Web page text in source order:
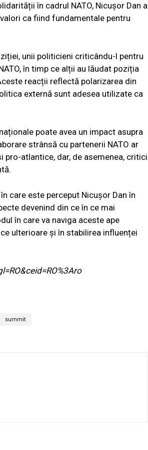
în cadrul NATO, Nicușor Dan a
ca fiind fundamentale pentru
unii politicieni criticându-l pentru
în timp ce alții au lăudat poziția
reacții reflectă polarizarea din
externă sunt adesea utilizate ca
poate avea un impact asupra
strânsă cu partenerii NATO ar
atlantice, dar, de asemenea, critici
care este perceput Nicușor Dan în
devenind din ce în ce mai
în care va naviga aceste ape
ulterioare și în stabilirea influenței
summit